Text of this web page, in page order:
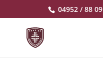
04952 / 88 09